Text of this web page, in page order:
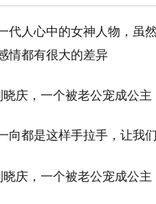
代人心中的女神人物，虽
情都有很大的差异
向都是这样手拉手，让我